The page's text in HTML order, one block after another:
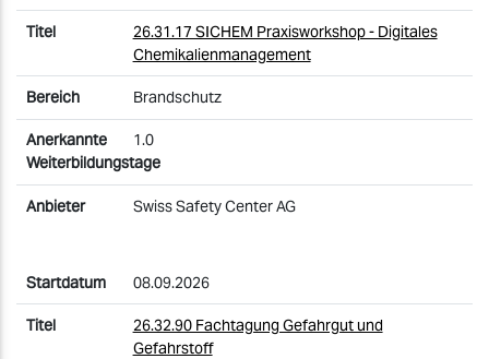
26.31.17 SICHEM Praxisworkshop - Digitales
Chemikalienmanagement
Brandschutz
1.0
Swiss Safety Center AG
08.09.2026
26.32.90 Fachtagung Gefahrgut und
Gefahrstoff